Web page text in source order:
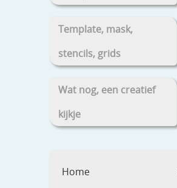
Template, mask,
stencils, grids
Wat nog, een creatief
kijkje
Home